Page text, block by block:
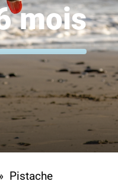
mois
Pistache